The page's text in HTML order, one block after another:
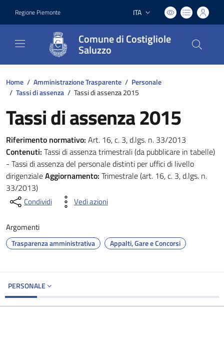
Regione Piemonte Lingua attiva:
ITA
Comune di Costigliole
Saluzzo
Home / Amministrazione Trasparente / Personale
/ Tassi di assenza / Tassi di assenza 2015
Tassi di assenza 2015
Riferimento normativo: Art. 16, c. 3, d.lgs. n. 33/2013
Contenuti: Tassi di assenza trimestrali (da pubblicare in tabelle)
- Tassi di assenza del personale distinti per uffici di livello
dirigenzialeAggiornamento: Trimestrale (art. 16, c. 3, d.lgs. n.
33/2013)
Condividi Vedi azioni
Argomenti
Trasparenza amministrativa Appalti, Gare e Concorsi
PERSONALE